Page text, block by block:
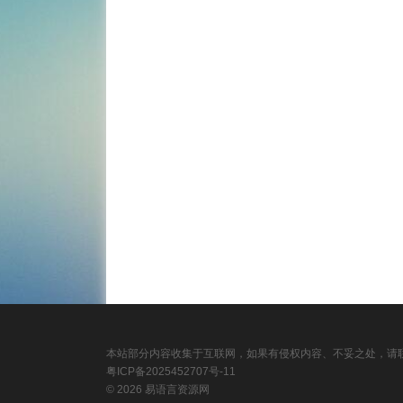
本站部分内容收集于互联网，如果有侵权内容、不妥之处，请
粤ICP备2025452707号-11
© 2026 易语言资源网